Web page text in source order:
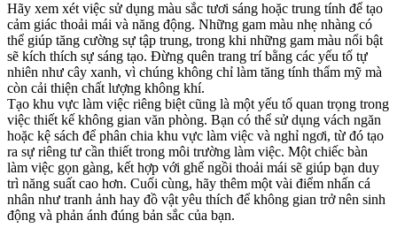
Hãy xem xét việc sử dụng màu sắc tươi sáng hoặc trung tính để tạo
cảm giác thoải mái và năng động. Những gam màu nhẹ nhàng có
thể giúp tăng cường sự tập trung, trong khi những gam màu nổi bật
sẽ kích thích sự sáng tạo. Đừng quên trang trí bằng các yếu tố tự
nhiên như cây xanh, vì chúng không chỉ làm tăng tính thẩm mỹ mà
còn cải thiện chất lượng không khí.
Tạo khu vực làm việc riêng biệt cũng là một yếu tố quan trọng trong
việc thiết kế không gian văn phòng. Bạn có thể sử dụng vách ngăn
hoặc kệ sách để phân chia khu vực làm việc và nghỉ ngơi, từ đó tạo
ra sự riêng tư cần thiết trong môi trường làm việc. Một chiếc bàn
làm việc gọn gàng, kết hợp với ghế ngồi thoải mái sẽ giúp bạn duy
trì năng suất cao hơn. Cuối cùng, hãy thêm một vài điểm nhấn cá
nhân như tranh ảnh hay đồ vật yêu thích để không gian trở nên sinh
động và phản ánh đúng bản sắc của bạn.